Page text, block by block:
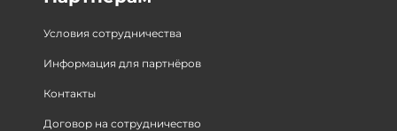
Условия сотрудничества
Информация для партнёров
Контакты
Договор на сотрудничество